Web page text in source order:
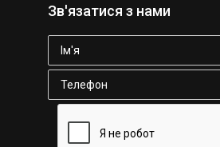
Зв'язатися з нами